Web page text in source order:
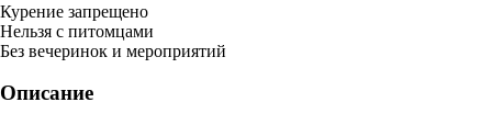
Курение запрещено
Нельзя с питомцами
Без вечеринок и мероприятий
Описание